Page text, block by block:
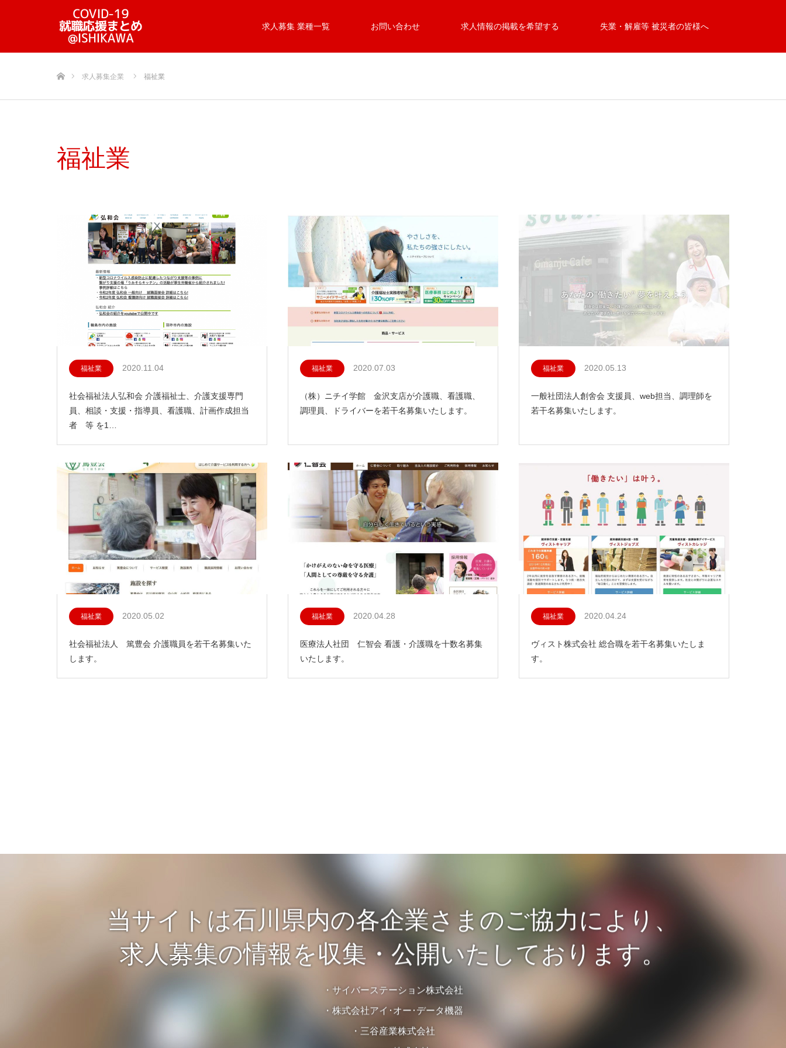
求人募集 業種一覧 お問い合わせ 求人情報の掲載を希望する 失業・解雇等 被災者の皆様へ
求人募集企業 福祉業
福祉業
福祉業 2020.11.04
社会福祉法人弘和会 介護福祉士、介護支援専門
員、相談・支援・指導員、看護職、計画作成担当
者 等 を1…
福祉業 2020.07.03
（株）ニチイ学館 金沢支店が介護職、看護職、
調理員、ドライバーを若干名募集いたします。
福祉業 2020.05.13
一般社団法人創舍会 支援員、web担当、調理師を
若干名募集いたします。
福祉業 2020.05.02
社会福祉法人 篤豊会 介護職員を若干名募集いた
します。
福祉業 2020.04.28
医療法人社団 仁智会 看護・介護職を十数名募集
いたします。
福祉業 2020.04.24
ヴィスト株式会社 総合職を若干名募集いたしま
す。
当サイトは石川県内の各企業さまのご協力により、
求人募集の情報を収集・公開いたしております。
・サイバーステーション株式会社
・株式会社アイ･オー･データ機器
・三谷産業株式会社